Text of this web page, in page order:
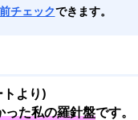
チェックできます。
より)
った私の羅針盤です。